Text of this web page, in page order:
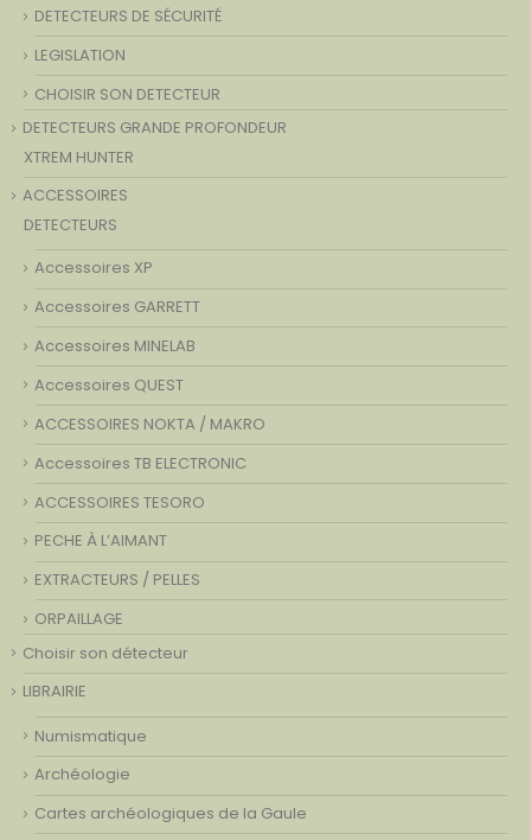
DETECTEURS DE SÉCURITÉ
LEGISLATION
CHOISIR SON DETECTEUR
DETECTEURS GRANDE PROFONDEUR
XTREM HUNTER
ACCESSOIRES
DETECTEURS
Accessoires XP
Accessoires GARRETT
Accessoires MINELAB
Accessoires QUEST
ACCESSOIRES NOKTA / MAKRO
Accessoires TB ELECTRONIC
ACCESSOIRES TESORO
PECHE À L’AIMANT
EXTRACTEURS / PELLES
ORPAILLAGE
Choisir son détecteur
LIBRAIRIE
Numismatique
Archéologie
Cartes archéologiques de la Gaule